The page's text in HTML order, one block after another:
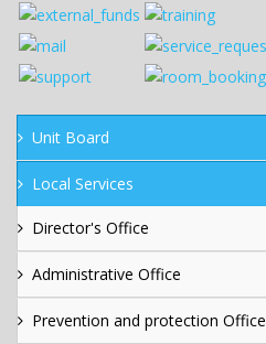
Unit Board
Local Services
Director's Office
Administrative Office
Prevention and protection Office